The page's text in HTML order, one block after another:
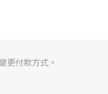
更付款方式。